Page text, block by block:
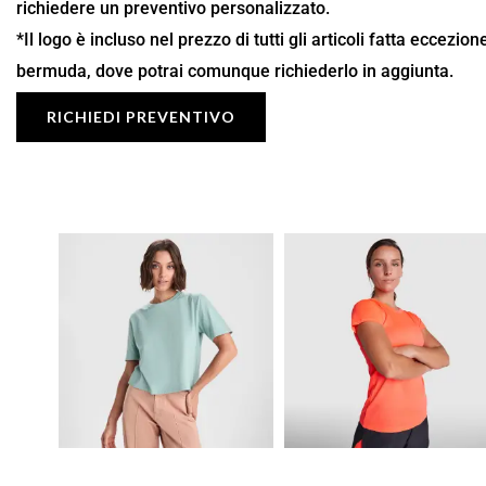
richiedere un preventivo personalizzato.
*Il logo è incluso nel prezzo di tutti gli articoli fatta
bermuda, dove potrai comunque richiederlo in aggiunta.
RICHIEDI PREVENTIVO
Fascia
di
prezzo:
9,49 €
13,55 €
Fascia
di
prezzo:
da
5,67 €
a
8,10 €